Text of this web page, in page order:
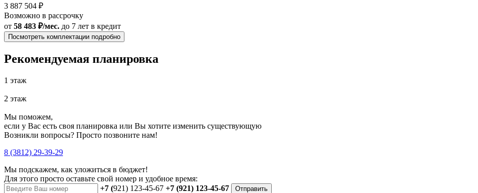
3 887 504 ₽
Возможно в рассрочку
от 58 483 ₽/мес. до 7 лет в кредит
Посмотреть комплектации подробно
Рекомендуемая планировка
1 этаж
2 этаж
Мы поможем,
если у Вас есть своя планировка или Вы хотите изменить существующую
Возникли вопросы? Просто позвоните нам!
8 (3812) 29-39-29
Мы подскажем, как уложиться в бюджет!
Для этого просто оставьте свой номер и удобное время:
+7 (921) 123-45-67 +7 (921) 123-45-67 Отправить